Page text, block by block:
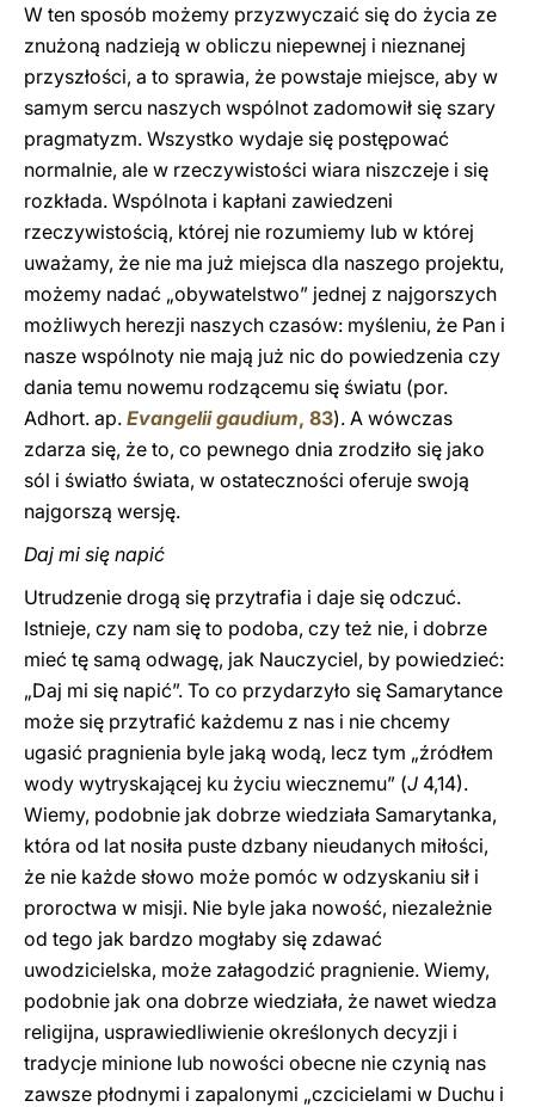
W ten sposób możemy przyzwyczaić się do życia ze
znużoną nadzieją w obliczu niepewnej i nieznanej
przyszłości, a to sprawia, że powstaje miejsce, aby w
samym sercu naszych wspólnot zadomowił się szary
pragmatyzm. Wszystko wydaje się postępować
normalnie, ale w rzeczywistości wiara niszczeje i się
rozkłada. Wspólnota i kapłani zawiedzeni
rzeczywistością, której nie rozumiemy lub w której
uważamy, że nie ma już miejsca dla naszego projektu,
możemy nadać „obywatelstwo” jednej z najgorszych
możliwych herezji naszych czasów: myśleniu, że Pan i
nasze wspólnoty nie mają już nic do powiedzenia czy
dania temu nowemu rodzącemu się światu (por.
Adhort. ap. Evangelii gaudium, 83). A wówczas
zdarza się, że to, co pewnego dnia zrodziło się jako
sól i światło świata, w ostateczności oferuje swoją
najgorszą wersję.
Daj mi się napić
Utrudzenie drogą się przytrafia i daje się odczuć.
Istnieje, czy nam się to podoba, czy też nie, i dobrze
mieć tę samą odwagę, jak Nauczyciel, by powiedzieć:
„Daj mi się napić”. To co przydarzyło się Samarytance
może się przytrafić każdemu z nas i nie chcemy
ugasić pragnienia byle jaką wodą, lecz tym „źródłem
wody wytryskającej ku życiu wiecznemu” (J 4,14).
Wiemy, podobnie jak dobrze wiedziała Samarytanka,
która od lat nosiła puste dzbany nieudanych miłości,
że nie każde słowo może pomóc w odzyskaniu sił i
proroctwa w misji. Nie byle jaka nowość, niezależnie
od tego jak bardzo mogłaby się zdawać
uwodzicielska, może załagodzić pragnienie. Wiemy,
podobnie jak ona dobrze wiedziała, że nawet wiedza
religijna, usprawiedliwienie określonych decyzji i
tradycje minione lub nowości obecne nie czynią nas
zawsze płodnymi i zapalonymi „czcicielami w Duchu i